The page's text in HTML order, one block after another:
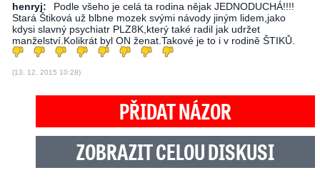
henryj:
Podle všeho je celá ta rodina nějak JEDNODUCHÁ!!!!
Stará Štiková už blbne mozek svými návody jiným lidem,jako
kdysi slavný psychiatr PLZ8K,který také radil jak udržet
manželství.Kolikrát byl ON ženat.Takové je to i v rodině ŠTIKŮ.
(13. 12. 2015 10:28)
PŘIDAT NÁZOR
ZOBRAZIT CELOU DISKUSI